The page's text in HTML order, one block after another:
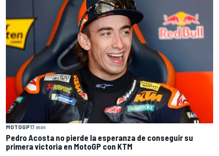
MOTOGP17 min
Pedro Acosta no pierde la esperanza de conseguir su
primera victoria en MotoGP con KTM